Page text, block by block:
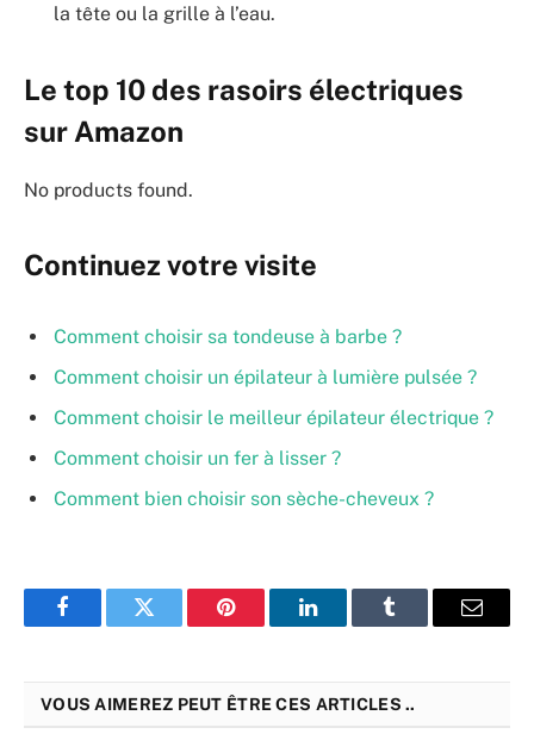
la tête ou la grille à l’eau.
Le top 10 des rasoirs électriques
sur Amazon
No products found.
Continuez votre visite
Comment choisir sa tondeuse à barbe ?
Comment choisir un épilateur à lumière pulsée ?
Comment choisir le meilleur épilateur électrique ?
Comment choisir un fer à lisser ?
Comment bien choisir son sèche-cheveux ?
FacebookTwitter Pinterest LinkedInTumblr Email
VOUS AIMEREZ PEUT ÊTRE CES ARTICLES ..